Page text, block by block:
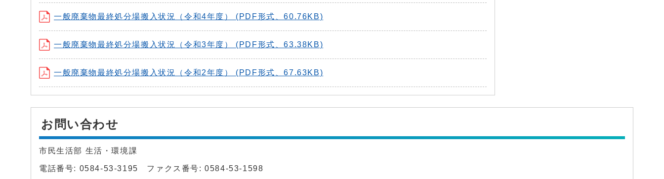
一般廃棄物最終処分場搬入状況（令和4年度） (PDF形式、60.76KB)
一般廃棄物最終処分場搬入状況（令和3年度） (PDF形式、63.38KB)
一般廃棄物最終処分場搬入状況（令和2年度） (PDF形式、67.63KB)
お問い合わせ
市民生活部 生活・環境課
電話番号: 0584-53-3195 ファクス番号: 0584-53-1598